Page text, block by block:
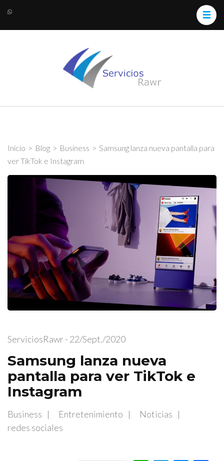
Inicio > Blog > Business > Samsung lanza nueva pantalla para
ver TikTok e Instagram
ServiciosRawr - 22/sept./2020
Samsung lanza nueva
pantalla para ver TikTok e
Instagram
Business Entretenimiento
Noticias
redes sociales